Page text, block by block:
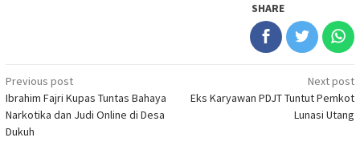
SHARE
Post
navigation
Previous post
Ibrahim Fajri Kupas Tuntas Bahaya
Narkotika dan Judi Online di Desa
Dukuh
Next post
Eks Karyawan PDJT Tuntut Pemkot
Lunasi Utang